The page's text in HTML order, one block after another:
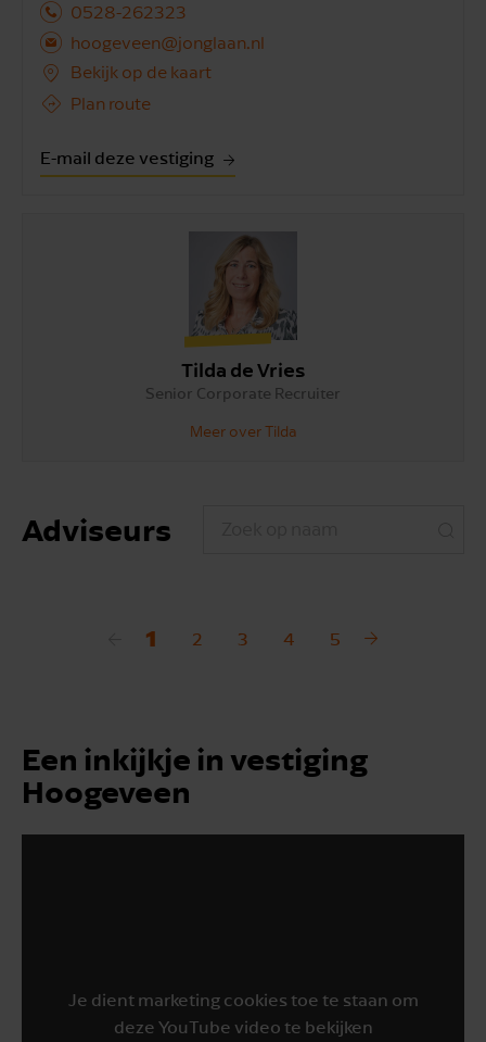
0528-262323
hoogeveen@jonglaan.nl
Bekijk op de kaart
Plan route
E-mail deze vestiging
Tilda de Vries
Senior Corporate Recruiter
Meer over Tilda
Adviseurs
1 2 3 4 5
Een inkijkje in vestiging
Hoogeveen
Je dient marketing cookies toe te staan om
deze YouTube video te bekijken